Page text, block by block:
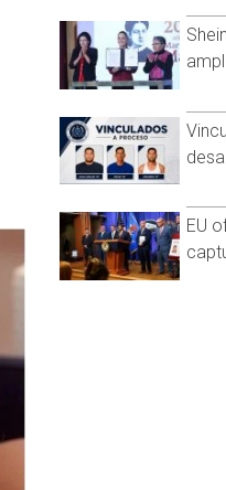
EU